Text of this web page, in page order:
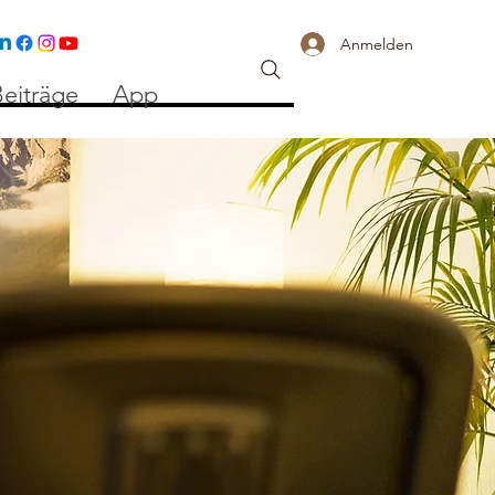
Anmelden
App